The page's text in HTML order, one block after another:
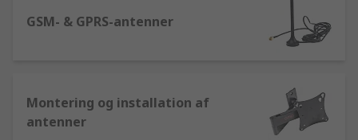
GSM- & GPRS-antenner
Montering og installation af
antenner